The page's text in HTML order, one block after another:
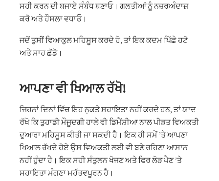
ਸਹੀ ਕਰਨ ਦੀ ਬਜਾਏ ਸੰਬੰਧ ਬਣਾਓ। ਗਲਤੀਆਂ ਨੂੰ ਨਜ਼ਰਅੰਦਾਜ਼
ਕਰੋ ਅਤੇ ਹੌਸਲਾ ਵਧਾਓ।
ਜਦੋਂ ਤੁਸੀਂ ਵਿਆਕੁਲ ਮਹਿਸੂਸ ਕਰਦੇ ਹੋ, ਤਾਂ ਇਕ ਕਦਮ ਪਿੱਛੇ ਹਟੋ
ਅਤੇ ਸਾਹ ਛੱਡੋ।
ਆਪਣਾ ਵੀ ਖਿਆਲ ਰੱਖੋ!
ਜਿਹਨਾਂ ਦਿਨਾਂ ਵਿੱਚ ਇਹ ਨੁਕਤੇ ਸਹਾਇਤਾ ਨਹੀਂ ਕਰਦੇ ਹਨ, ਤਾਂ ਯਾਦ
ਰੱਖੋ ਕਿ ਤੁਹਾਡੀ ਮੌਜੂਦਗੀ ਹਾਲੇ ਵੀ ਡਿਮੈਂਸ਼ੀਆ ਨਾਲ ਪੀੜਤ ਵਿਅਕਤੀ
ਦੁਆਰਾ ਮਹਿਸੂਸ ਕੀਤੀ ਜਾ ਸਕਦੀ ਹੈ। ਇਕ ਹੀ ਸਮੇਂ ’ਤੇ ਆਪਣਾ
ਖਿਆਲ ਰੱਖਦੇ ਹੋਏ ਉਸ ਵਿਅਕਤੀ ਲਈ ਵੀ ਬਣੇ ਰਹਿਣਾ ਆਸਾਨ
ਨਹੀਂ ਹੁੰਦਾ ਹੈ। ਇਕ ਸਹੀ ਸੰਤੁਲਨ ਖੋਜਣ ਅਤੇ ਫਿਰ ਲੋੜ ਪੈਣ ’ਤੇ
ਸਹਾਇਤਾ ਮੰਗਣਾ ਮਹੱਤਵਪੂਰਨ ਹੈ।